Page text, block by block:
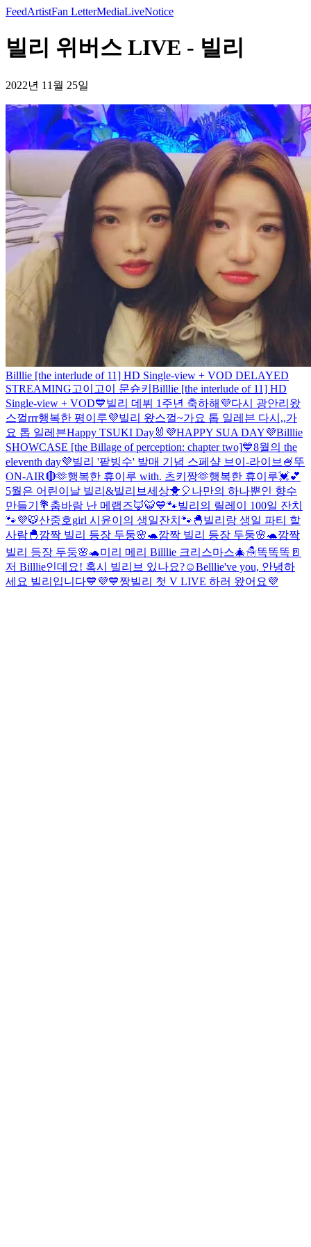
FeedArtistFan LetterMediaLiveNotice
빌리 위버스 LIVE - 빌리
2022년 11월 25일
Billlie [the interlude of 11] HD Single-view + VOD DELAYED
STREAMING고이고이 문슌키 Billlie [the interlude of 11] HD
Single-view + VOD💙빌리 데뷔 1주년 축하해💜다시 광안리왔
스껄rrr행복한 평이루💜빌리 왔스껄~가요 톱 일레븐 다시,,가
요 톱 일레븐Happy TSUKI Day🐰 💜HAPPY SUA DAY💜Billlie
SHOWCASE [the Billage of perception: chapter two]💙8월의 the
eleventh day💜빌리 '팥빙수' 발매 기념 스페샬 브이-라이브🍧뚜
ON-AIR🔴🫶행복한 휴이루 with. 츠키짱🫶행복한 휴이루💓💕
5월은 어린이날 빌리&빌리브세상🐥🎈 나만의 하나뿐인 향수
만들기💐 춤바람 난 메랩즈🦊🐯💙🐾빌리의 릴레이 100일 잔치
🐾💜🐯산중호girl 시윤이의 생일잔치🐾 🐣빌리랑 생일 파티 할
사람🐣깜짝 빌리 등장 두둥🌸🐢깜짝 빌리 등장 두둥🌸🐢깜짝
빌리 등장 두둥🌸🐢미리 메리 Billlie 크리스마스🎄☃똑똑똑🚪
저 Billlie인데요! 혹시 빌리브 있나요?☺️Belllie've you, 안녕하
세요 빌리입니다💙💜💙짱빌리 첫 V LIVE 하러 왔어요💜